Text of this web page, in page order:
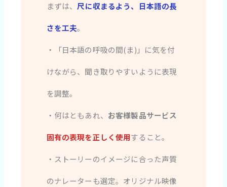
まずは、尺に収まるよう、日本語の長
さを工夫。
・「日本語の呼吸の間(ま)」に気を付
けながら、聞き取りやすいように表現
を調整。
・何はともあれ、 お客様製品サービス
固有の表現を正しく使用すること。
・ストーリーのイメージに合った声質
のナレーターも選定。オリジナル映像